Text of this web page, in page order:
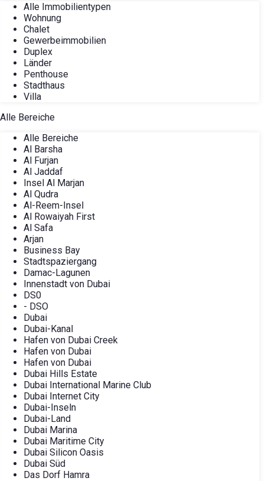
Alle Immobilientypen
Wohnung
Chalet
Gewerbeimmobilien
Duplex
Länder
Penthouse
Stadthaus
Villa
Alle Bereiche
Alle Bereiche
Al Barsha
Al Furjan
Al Jaddaf
Insel Al Marjan
Al Qudra
Al-Reem-Insel
Al Rowaiyah First
Al Safa
Arjan
Business Bay
Stadtspaziergang
Damac-Lagunen
Innenstadt von Dubai
DS0
- DSO
Dubai
Dubai-Kanal
Hafen von Dubai Creek
Hafen von Dubai
Hafen von Dubai
Dubai Hills Estate
Dubai International Marine Club
Dubai Internet City
Dubai-Inseln
Dubai-Land
Dubai Marina
Dubai Maritime City
Dubai Silicon Oasis
Dubai Süd
Das Dorf Hamra